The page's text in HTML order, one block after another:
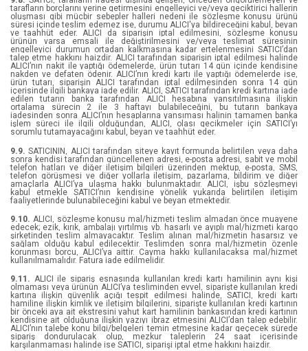
tarafların borçlarını yerine getirmesini engelleyici ve/veya geciktirici hallerin
oluşması gibi mücbir sebepler halleri nedeni ile sözleşme konusu ürünü
süresi içinde teslim edemez ise, durumu ALICI'ya bildireceğini kabul, beyan
ve taahhüt eder. ALICI da siparişin iptal edilmesini, sözleşme konusu
ürünün varsa emsali ile değiştirilmesini ve/veya teslimat süresinin
engelleyici durumun ortadan kalkmasına kadar ertelenmesini SATICI’dan
talep etme hakkını haizdir. ALICI tarafından siparişin iptal edilmesi halinde
ALICI’nın nakit ile yaptığı ödemelerde, ürün tutarı 14 gün içinde kendisine
nakden ve defaten ödenir. ALICI’nın kredi kartı ile yaptığı ödemelerde ise,
ürün tutarı, siparişin ALICI tarafından iptal edilmesinden sonra 14 gün
içerisinde ilgili bankaya iade edilir. ALICI, SATICI tarafından kredi kartına iade
edilen tutarın banka tarafından ALICI hesabına yansıtılmasına ilişkin
ortalama sürecin 2 ile 3 haftayı bulabileceğini, bu tutarın bankaya
iadesinden sonra ALICI’nın hesaplarına yansıması halinin tamamen banka
işlem süreci ile ilgili olduğundan, ALICI, olası gecikmeler için SATICI’yı
sorumlu tutamayacağını kabul, beyan ve taahhüt eder.
9.9. SATICININ, ALICI tarafından siteye kayıt formunda belirtilen veya daha
sonra kendisi tarafından güncellenen adresi, e-posta adresi, sabit ve mobil
telefon hatları ve diğer iletişim bilgileri üzerinden mektup, e-posta, SMS,
telefon görüşmesi ve diğer yollarla iletişim, pazarlama, bildirim ve diğer
amaçlarla ALICI’ya ulaşma hakkı bulunmaktadır. ALICI, işbu sözleşmeyi
kabul etmekle SATICI’nın kendisine yönelik yukarıda belirtilen iletişim
faaliyetlerinde bulunabileceğini kabul ve beyan etmektedir.
9.10. ALICI, sözleşme konusu mal/hizmeti teslim almadan önce muayene
edecek; ezik, kırık, ambalajı yırtılmış vb. hasarlı ve ayıplı mal/hizmeti kargo
şirketinden teslim almayacaktır. Teslim alınan mal/hizmetin hasarsız ve
sağlam olduğu kabul edilecektir. Teslimden sonra mal/hizmetin özenle
korunması borcu, ALICI’ya aittir. Cayma hakkı kullanılacaksa mal/hizmet
kullanılmamalıdır. Fatura iade edilmelidir.
9.11. ALICI ile sipariş esnasında kullanılan kredi kartı hamilinin aynı kişi
olmaması veya ürünün ALICI’ya tesliminden evvel, siparişte kullanılan kredi
kartına ilişkin güvenlik açığı tespit edilmesi halinde, SATICI, kredi kartı
hamiline ilişkin kimlik ve iletişim bilgilerini, siparişte kullanılan kredi kartının
bir önceki aya ait ekstresini yahut kart hamilinin bankasından kredi kartının
kendisine ait olduğuna ilişkin yazıyı ibraz etmesini ALICI’dan talep edebilir.
ALICI’nın talebe konu bilgi/belgeleri temin etmesine kadar geçecek sürede
sipariş dondurulacak olup, mezkur taleplerin 24 saat içerisinde
karşılanmaması halinde ise SATICI, siparişi iptal etme hakkını haizdir.
Samed Behrengi
Sandra Aamodt , Samuel Wang
Sir Arthur Conan Doyle
Stefan Zweig
Steve Howson
Şükrü Soydaş
Sümeyra Aydıner Çetinkaya
Sümeyye Akarçay
Sun Tzu
Tuğçe Doğan
Virginia Woolf